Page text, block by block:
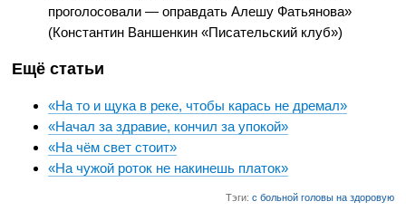
проголосовали ― оправдать Алешу Фатьянова»
(Константин Ваншенкин «Писательский клуб»)
Ещё статьи
«На то и щука в реке, чтобы карась не дремал»
«Начал за здравие, кончил за упокой»
«На чём свет стоит»
«На чужой роток не накинешь платок»
Тэги: с больной головы на здоровую